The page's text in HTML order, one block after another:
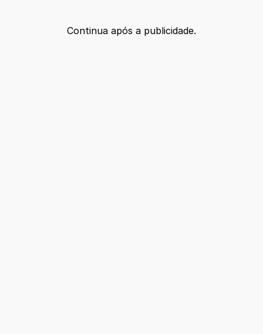
Continua após a publicidade.